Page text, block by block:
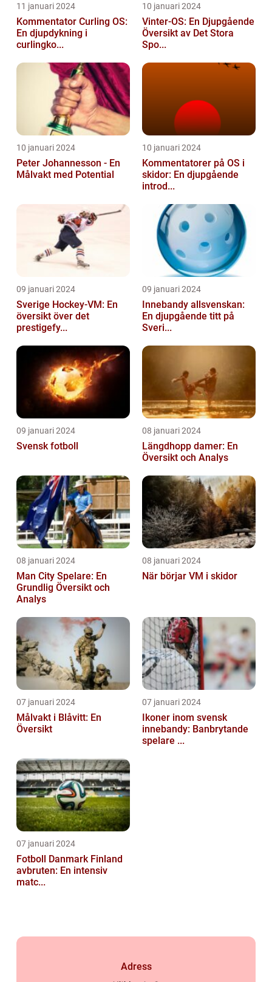
11 januari 2024
Kommentator Curling OS:
En djupdykning i
curlingko...
10 januari 2024
Vinter-OS: En Djupgående
Översikt av Det Stora
Spo...
10 januari 2024
Peter Johannesson - En
Målvakt med Potential
10 januari 2024
Kommentatorer på OS i
skidor: En djupgående
introd...
09 januari 2024
Sverige Hockey-VM: En
översikt över det
prestigefy...
09 januari 2024
Innebandy allsvenskan:
En djupgående titt på
Sveri...
09 januari 2024
Svensk fotboll
08 januari 2024
Längdhopp damer: En
Översikt och Analys
08 januari 2024
Man City Spelare: En
Grundlig Översikt och
Analys
08 januari 2024
När börjar VM i skidor
07 januari 2024
Målvakt i Blåvitt: En
Översikt
07 januari 2024
Ikoner inom svensk
innebandy: Banbrytande
spelare ...
07 januari 2024
Fotboll Danmark Finland
avbruten: En intensiv
matc...
Adress